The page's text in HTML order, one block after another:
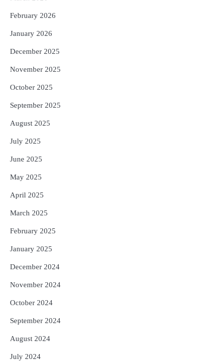
February 2026
January 2026
December 2025
November 2025
October 2025
September 2025
August 2025
July 2025
June 2025
May 2025
April 2025
March 2025
February 2025
January 2025
December 2024
November 2024
October 2024
September 2024
August 2024
July 2024